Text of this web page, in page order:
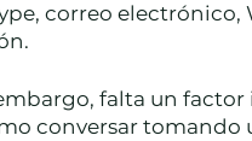
correo electrónico,
falta un
conversar tomando